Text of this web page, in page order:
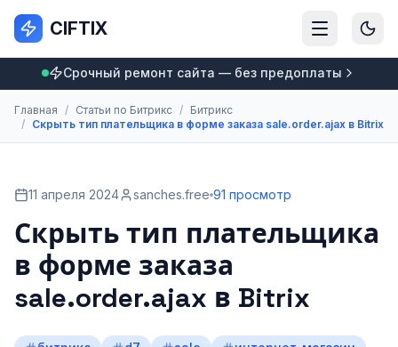
CIFTIX
Срочный ремонт сайта — без предоплаты
Главная / Статьи по Битрикс / Битрикс
/ Скрыть тип плательщика в форме заказа sale.order.ajax в Bitrix
11 апреля 2024 sanches.free 91 просмотр
Скрыть тип плательщика
в форме заказа
sale.order.ajax в Bitrix